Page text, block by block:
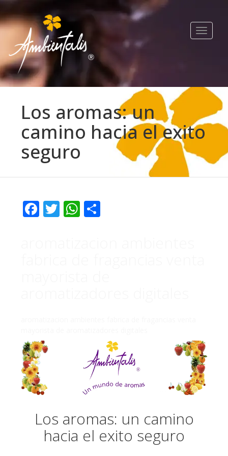
Toggle
Los aromas: un
camino hacia el exito
seguro
Facebook
TwitterWhatsApp
Los aromas: un camino
hacia el exito seguro